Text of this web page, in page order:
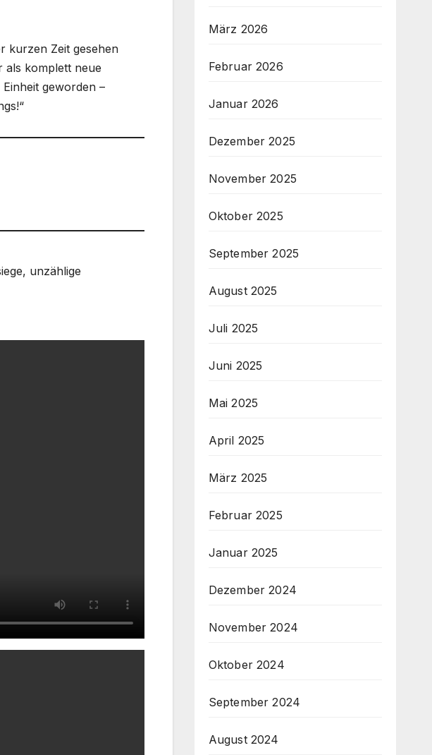
kurzen Zeit gesehen
als komplett neue
geworden –
unzählige
März 2026
Februar 2026
Januar 2026
Dezember 2025
November 2025
Oktober 2025
September 2025
August 2025
Juli 2025
Juni 2025
Mai 2025
April 2025
März 2025
Februar 2025
Januar 2025
Dezember 2024
November 2024
Oktober 2024
September 2024
August 2024